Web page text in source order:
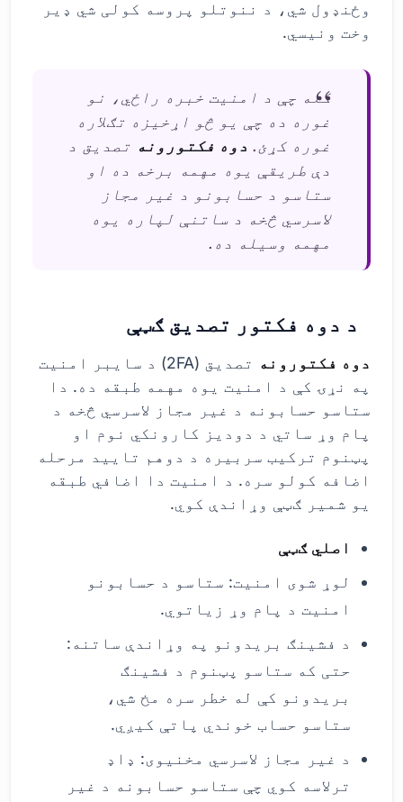
وځنډول شي، د ننوتلو پروسه کولی شي ډیر
وخت ونیسي.
کله چې د امنیت خبره راځي، نو
غوره ده چې یو څو اړخیزه تګلاره
غوره کړئ. دوه فکتورونه تصدیق د
دې طریقې یوه مهمه برخه ده او
ستاسو د حسابونو د غیر مجاز
لاسرسي څخه د ساتنې لپاره یوه
مهمه وسیله ده.
د دوه فکتور تصدیق ګټې
دوه فکتورونه
تصدیق (2FA) د سایبر امنیت
په نړۍ کې د امنیت یوه مهمه طبقه ده. دا
ستاسو حسابونه د غیر مجاز لاسرسي څخه د
پام وړ ساتي د دودیز کارونکي نوم او
پټنوم ترکیب سربیره د دوهم تایید مرحله
اضافه کولو سره. د امنیت دا اضافي طبقه
یو شمیر ګټې وړاندې کوي.
اصلي ګټې
لوړ شوی امنیت: ستاسو د حسابونو
امنیت د پام وړ زیاتوي.
د فشینګ بریدونو په وړاندې ساتنه:
حتی که ستاسو پټنوم د فشینګ
بریدونو کې له خطر سره مخ شي،
ستاسو حساب خوندي پاتې کیږي.
د غیر مجاز لاسرسي مخنیوی: ډاډ
ترلاسه کوي چې ستاسو حسابونه د غیر